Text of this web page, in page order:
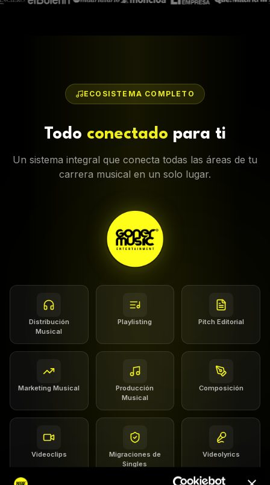
ECOSISTEMA COMPLETO
Todo conectado para ti
Un sistema integral que conecta todas las áreas de tu
carrera musical en un solo lugar.
Distribución
Musical
Playlisting Pitch Editorial
Marketing Musical
Producción
Musical
Composición
Videoclips
Migraciones de
Singles
Videolyrics